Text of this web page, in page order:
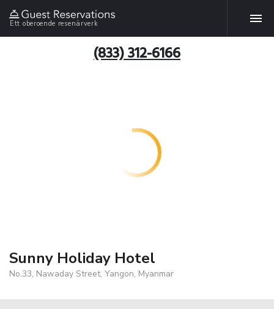
Ett oberoende resenärverk
(833) 312-6166
Sunny Holiday Hotel
No.33, Nawaday Street, Yangon, Myanmar